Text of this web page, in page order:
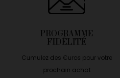
PROGRAMME
FIDÉLITÉ
Cumulez des €uros pour votre
prochain achat